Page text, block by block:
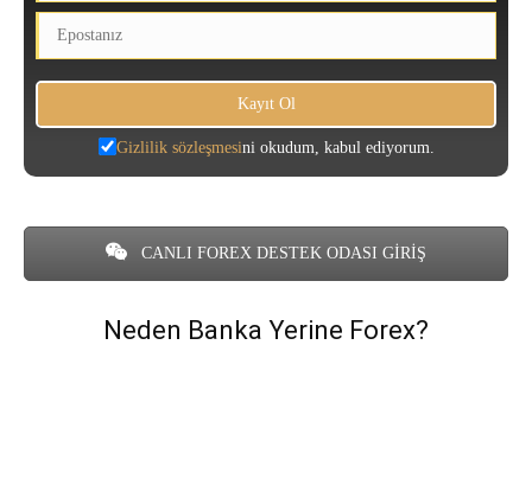
Gizlilik sözleşmesini okudum, kabul ediyorum.
CANLI FOREX DESTEK ODASI GİRİŞ
Neden Banka Yerine Forex?